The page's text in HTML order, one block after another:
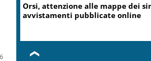
Orsi, attenzione alle mappe dei
avvistamenti pubblicate online
❮